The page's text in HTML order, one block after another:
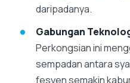
daripadanya.
Gabungan
Perkongsian ini
sempadan antara
fesyen semakin